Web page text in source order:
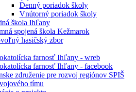
Denný poriadok školy
Vnútorný poriadok školy
škola Ihľany
spojená škola Kežmarok
hasičský zbor
farnosť Ihľany - wreb
farnosť Ihľany - facebook
združenie pre rozvoj regiónov SPIŠ
tímu